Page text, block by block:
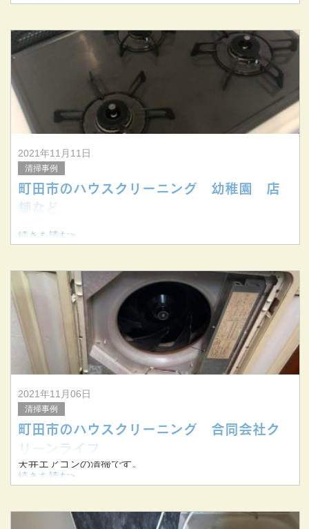
2021年11月11日
清掃事例
町田市のハウスクリーニング 幼稚園 店
舗など
続きを読む>
2021年11月06日
清掃事例
町田市のハウスクリーニング 合同会社ク
リーンライフ
天井エアコンの清掃です。
▼清掃前
▼清掃後
続きを読む>